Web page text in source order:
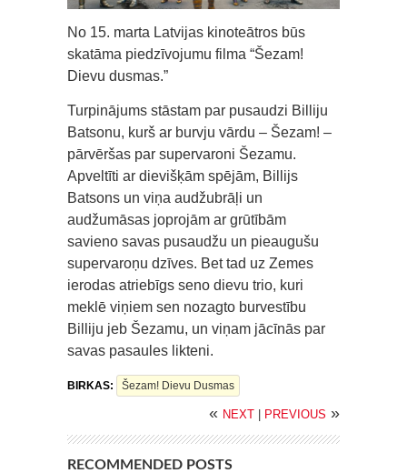
No 15. marta Latvijas kinoteātros būs
skatāma piedzīvojumu filma “Šezam!
Dievu dusmas.”
Turpinājums stāstam par pusaudzi Billiju
Batsonu, kurš ar burvju vārdu – Šezam! –
pārvēršas par supervaroni Šezamu.
Apveltīti ar dievišķām spējām, Billijs
Batsons un viņa audžubrāļi un
audžumāsas joprojām ar grūtībām
savieno savas pusaudžu un pieaugušu
supervaroņu dzīves. Bet tad uz Zemes
ierodas atriebīgs seno dievu trio, kuri
meklē viņiem sen nozagto burvestību
Billiju jeb Šezamu, un viņam jācīnās par
savas pasaules likteni.
BIRKAS: Šezam! Dievu Dusmas
« NEXT | PREVIOUS »
RECOMMENDED POSTS